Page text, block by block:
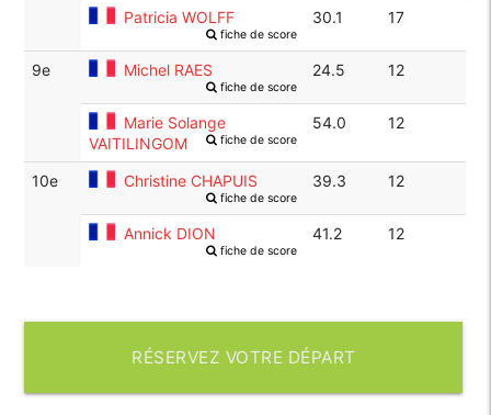
Patricia WOLFF
fiche de score
30.1 17
9e Michel RAES
fiche de score
24.5 12
Marie Solange
VAITILINGOM
fiche de score
54.0 12
10e Christine CHAPUIS
fiche de score
39.3 12
Annick DION
fiche de score
41.2 12
RÉSERVEZ VOTRE DÉPART